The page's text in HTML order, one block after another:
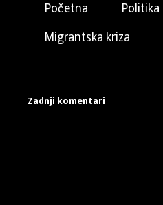
Početna Politika
Migrantska kriza
Zadnji komentari